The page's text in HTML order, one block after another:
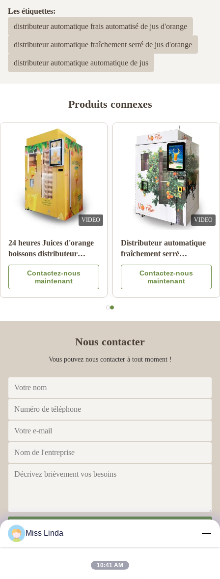
Les étiquettes:
distributeur automatique frais automatisé de jus d'orange
distributeur automatique fraîchement serré de jus d'orange
distributeur automatique automatique de jus
Produits connexes
VIDEO
24 heures Juices d'orange
boissons distributeur
automatique
Contactez-nous
maintenant
VIDEO
Distributeur automatique
fraîchement serré
automatique de jus
d'orange pour le message
publicitaire
Contactez-nous
maintenant
Nous contacter
Vous pouvez nous contacter à tout moment !
Miss Linda
10:41 AM